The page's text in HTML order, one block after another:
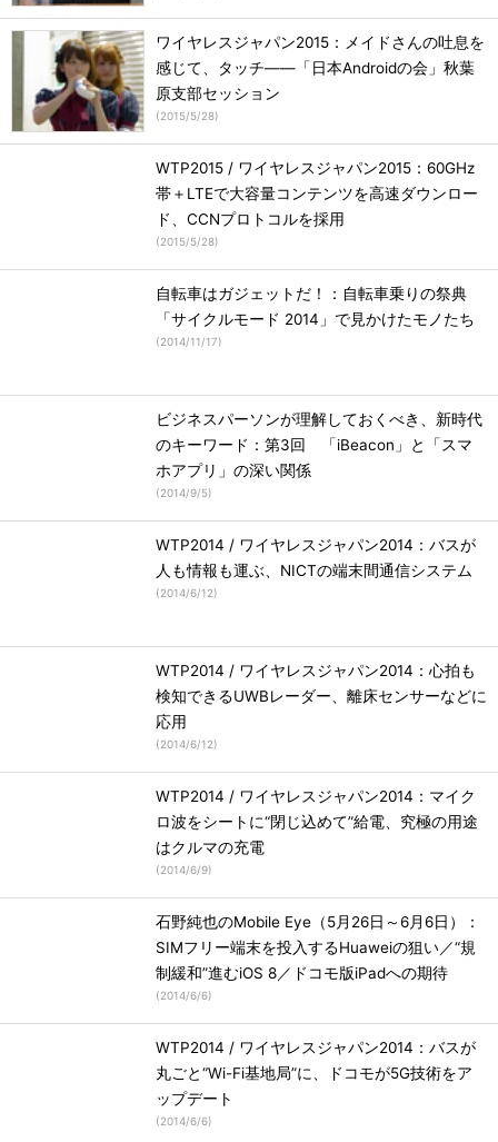
ワイヤレスジャパン2015：メイドさんの吐息を
感じて、タッチ――「日本Androidの会」秋葉
原支部セッション
(2015/5/28)
WTP2015 / ワイヤレスジャパン2015：60GHz
帯＋LTEで大容量コンテンツを高速ダウンロー
ド、CCNプロトコルを採用
(2015/5/28)
自転車はガジェットだ！：自転車乗りの祭典
「サイクルモード 2014」で見かけたモノたち
(2014/11/17)
ビジネスパーソンが理解しておくべき、新時代
のキーワード：第3回 「iBeacon」と「スマ
ホアプリ」の深い関係
(2014/9/5)
WTP2014 / ワイヤレスジャパン2014：バスが
人も情報も運ぶ、NICTの端末間通信システム
(2014/6/12)
WTP2014 / ワイヤレスジャパン2014：心拍も
検知できるUWBレーダー、離床センサーなどに
応用
(2014/6/12)
WTP2014 / ワイヤレスジャパン2014：マイク
ロ波をシートに“閉じ込めて”給電、究極の用途
はクルマの充電
(2014/6/9)
石野純也のMobile Eye（5月26日～6月6日）：
SIMフリー端末を投入するHuaweiの狙い／“規
制緩和”進むiOS 8／ドコモ版iPadへの期待
(2014/6/6)
WTP2014 / ワイヤレスジャパン2014：バスが
丸ごと“Wi-Fi基地局”に、ドコモが5G技術をア
ップデート
(2014/6/6)